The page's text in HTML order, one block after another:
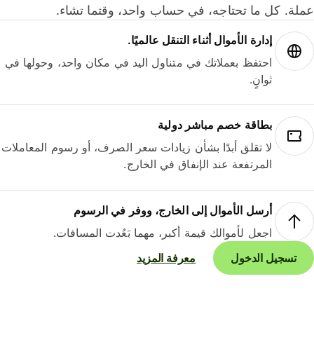
كل ما تحتاجه، في حساب واحد، وقتما تشاء.
إدارة الأموال أثناء التنقل عالميًا.
احتفظ بعملاتك في متناول اليد في مكان واحد، وحولها في
ثوانٍ.
بطاقة خصم مباشر دولية
لا تقلق أبدًا بشأن زيادات سعر الصرف، أو رسوم المعاملات
المرتفعة عند الإنفاق في الخارج.
أرسل الأموال إلى الخارج، ووفر في الرسوم
اجعل لأموالك قيمة أكبر، مهما بَعُدت المسافات.
تسجيل الدخول
معرفة المزيد